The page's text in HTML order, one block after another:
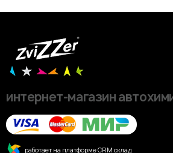
интернет-магазин
работает на платформе CRM склад